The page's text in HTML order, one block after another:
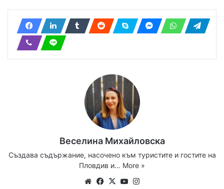
Веселина Михайловска
Създава съдържание, насочено към туристите и гостите на
Пловдив и… More »
WebsiteFacebook
X YouTube